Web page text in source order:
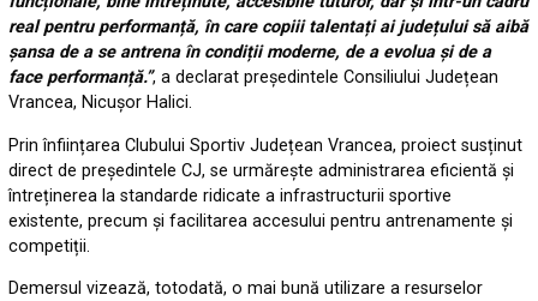
real pentru performanță, în care copiii talentați ai județului să aibă
șansa de a se antrena în condiții moderne, de a evolua și de a
face performanță.”, a declarat președintele Consiliului Județean
Vrancea, Nicușor Halici.
Prin înființarea Clubului Sportiv Județean Vrancea, proiect susținut
direct de președintele CJ, se urmărește administrarea eficientă și
întreținerea la standarde ridicate a infrastructurii sportive
existente, precum și facilitarea accesului pentru antrenamente și
competiții.
Demersul vizează, totodată, o mai bună utilizare a resurselor